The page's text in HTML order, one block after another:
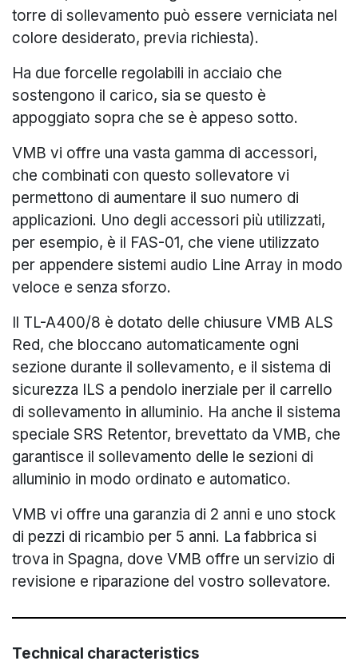
torre di sollevamento può essere verniciata nel
colore desiderato, previa richiesta).
Ha due forcelle regolabili in acciaio che
sostengono il carico, sia se questo è
appoggiato sopra che se è appeso sotto.
VMB vi offre una vasta gamma di accessori,
che combinati con questo sollevatore vi
permettono di aumentare il suo numero di
applicazioni. Uno degli accessori più utilizzati,
per esempio, è il FAS-01, che viene utilizzato
per appendere sistemi audio Line Array in modo
veloce e senza sforzo.
Il TL-A400/8 è dotato delle chiusure VMB ALS
Red, che bloccano automaticamente ogni
sezione durante il sollevamento, e il sistema di
sicurezza ILS a pendolo inerziale per il carrello
di sollevamento in alluminio. Ha anche il sistema
speciale SRS Retentor, brevettato da VMB, che
garantisce il sollevamento delle le sezioni di
alluminio in modo ordinato e automatico.
VMB vi offre una garanzia di 2 anni e uno stock
di pezzi di ricambio per 5 anni. La fabbrica si
trova in Spagna, dove VMB offre un servizio di
revisione e riparazione del vostro sollevatore.
Technical characteristics